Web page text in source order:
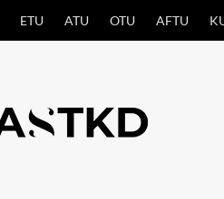
ETU ATU OTU AFTU